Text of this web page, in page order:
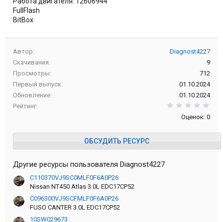
FullFlash
BitBox
Автор
Diagnost4227
Скачивания
9
Просмотры
712
Первый выпуск
01.10.2024
Обновление
01.10.2024
Рейтинг
Оценок: 0
ОБСУДИТЬ РЕСУРС
Другие ресурсы пользователя Diagnost4227
C110370VJ9SC0MLF0F6A0P26
Nissan NT450 Atlas 3.0L EDC17CP52
C096300VJ9SCFMLF0F6A0P26
FUSO CANTER 3.0L EDC17CP52
10SW029673